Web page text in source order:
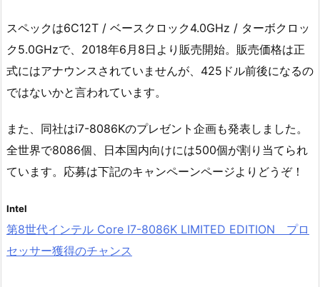
スペックは6C12T / ベースクロック4.0GHz / ターボクロッ
ク5.0GHzで、2018年6月8日より販売開始。販売価格は正
式にはアナウンスされていませんが、425ドル前後になるの
ではないかと言われています。
また、同社はi7-8086Kのプレゼント企画も発表しました。
全世界で8086個、日本国内向けには500個が割り当てられ
ています。応募は下記のキャンペーンページよりどうぞ！
Intel
第8世代インテル Core I7-8086K LIMITED EDITION プロ
セッサー獲得のチャンス